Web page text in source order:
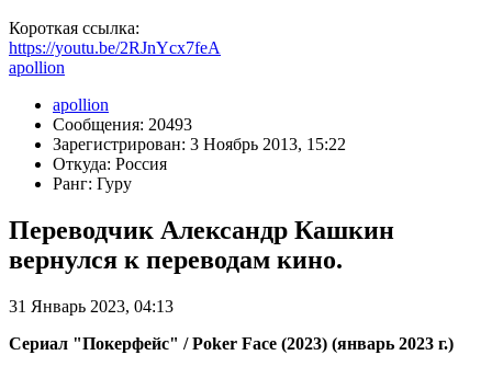
Короткая ссылка:
https://youtu.be/2RJnYcx7feA
apollion
apollion
Сообщения: 20493
Зарегистрирован: 3 Ноябрь 2013, 15:22
Откуда: Россия
Ранг: Гуру
Переводчик Александр Кашкин
вернулся к переводам кино.
31 Январь 2023, 04:13
Сериал "Покерфейс" / Poker Face (2023) (январь 2023 г.)